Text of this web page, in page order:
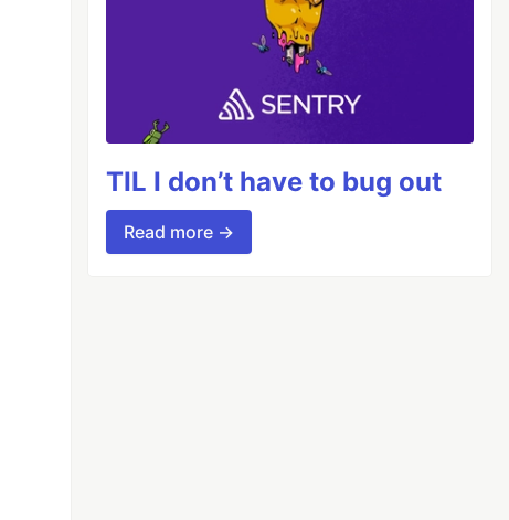
TIL I don’t have to bug out
Read more →